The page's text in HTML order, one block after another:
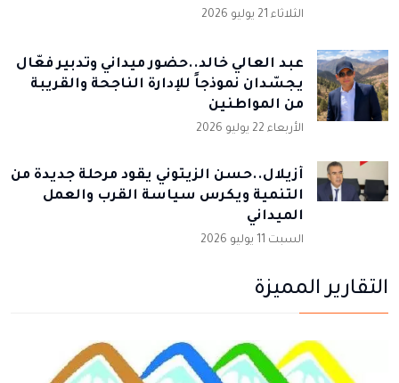
الثلاثاء 21 يوليو 2026
عبد العالي خالد..حضور ميداني وتدبير فعّال
يجسّدان نموذجاً للإدارة الناجحة والقريبة
من المواطنين
الأربعاء 22 يوليو 2026
أزيلال..حسن الزيتوني يقود مرحلة جديدة من
التنمية ويكرس سياسة القرب والعمل
الميداني
السبت 11 يوليو 2026
التقارير المميزة